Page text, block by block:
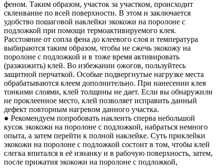
феном. Таким образом, участок за участком, происходит
склеивание по всей поверхности. В этом и заключается
удобство пошаговой наклейки экокожи на поролоне с
подложкой при помощи термоактивируемого клея.
Расстояние от сопла фена до клеевого слоя и температура
выбираются таким образом, чтобы не сжечь экокожу на
поролоне с подложкой и в тоже время активировать
(разжижить) клей. Во избежании ожогов, пользуйтесь
защитной перчаткой. Особые подвергнутые нагрузке места
обрабатываются клеем дополнительно. При нанесении клея
тонкими слоями, клей толщины не дает. Если вы обнаружили
не проклеенное место, клей позволяет исправить данный
дефект повторным нагревом данного участка.
● Рекомендуем попробовать наклеить сперва небольшой
кусок экокожи на поролоне с подложкой, набраться немного
опыта, а затем перейти к полной наклейке. Суть приклейки
экокожи на поролоне с подложкой состоит в том, чтобы клей
слегка впитался в её изнанку и в рабочую поверхность, затем,
после прижатия экокожи на поролоне с подложкой,